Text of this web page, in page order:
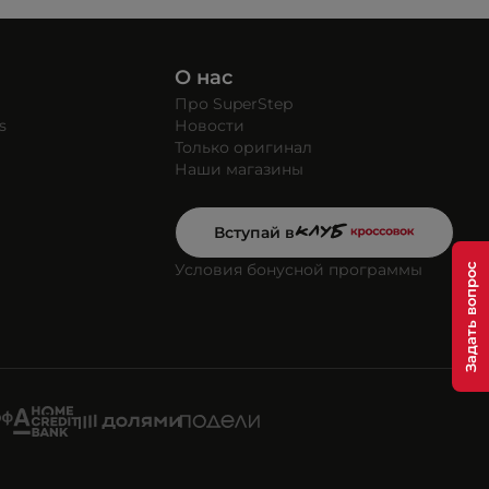
О нас
Про SuperStep
Новости
Только оригинал
Наши магазины
Вступай в
Условия бонусной программы